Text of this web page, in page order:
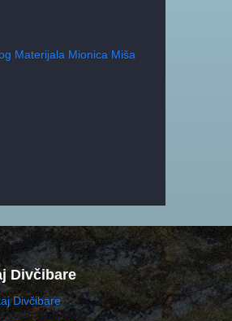
Materijala Mionica Miša
Divčibare
Divčibare